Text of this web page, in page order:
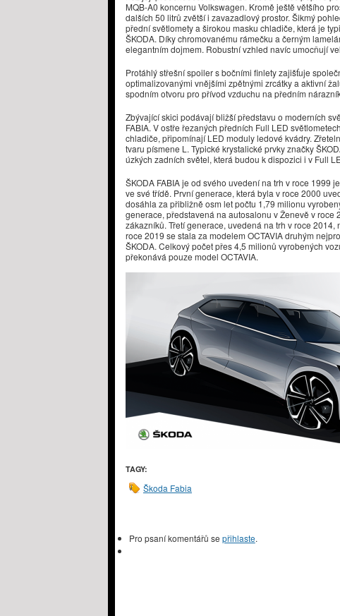
MQB-A0 koncernu Volkswagen. Kromě ještě většího
dalších 50 litrů zvětší i zavazadlový prostor. Šikmý
přední světlomety a širokou masku chladiče, která je
ŠKODA. Díky chromovanému rámečku a černým
elegantním dojmem. Robustní vzhled navíc umocňují
Protáhlý střešní spoiler s bočními finlety zajišťuje
optimalizovanými vnějšími zpětnými zrcátky a aktivní
spodním otvoru pro přívod vzduchu na předním
Zbývající skici podávají bližší představu o moderních
FABIA. V ostře řezaných předních Full LED
chladiče, připomínají LED moduly ledové kvádry.
tvaru písmene L. Typické krystalické prvky značky
úzkých zadních světel, která budou k dispozici i v Full
ŠKODA FABIA je od svého uvedení na trh v roce 1999
ve své třídě. První generace, která byla v roce 2000
dosáhla za přibližně osm let počtu 1,79 milionu
generace, představená na autosalonu v Ženevě v roce
zákazníků. Třetí generace, uvedená na trh v roce
roce 2019 se stala za modelem OCTAVIA druhým
ŠKODA. Celkový počet přes 4,5 milionů vyrobených
překonává pouze model OCTAVIA.
TAGY:
Škoda Fabia
Pro psaní komentářů se přihlaste.